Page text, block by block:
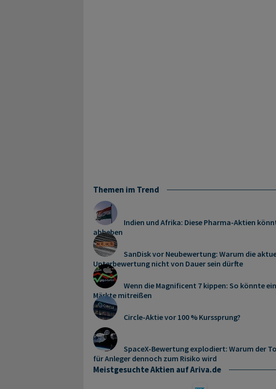
Themen im Trend
Indien und Afrika: Diese Pharma-Aktien
abheben
SanDisk vor Neubewertung: Warum die
Unterbewertung nicht von Dauer sein dürfte
Wenn die Magnificent 7 kippen: So könnte
Märkte mitreißen
Circle-Aktie vor 100 % Kurssprung?
SpaceX-Bewertung explodiert: Warum der
für Anleger dennoch zum Risiko wird
Meistgesuchte Aktien auf Ariva.de